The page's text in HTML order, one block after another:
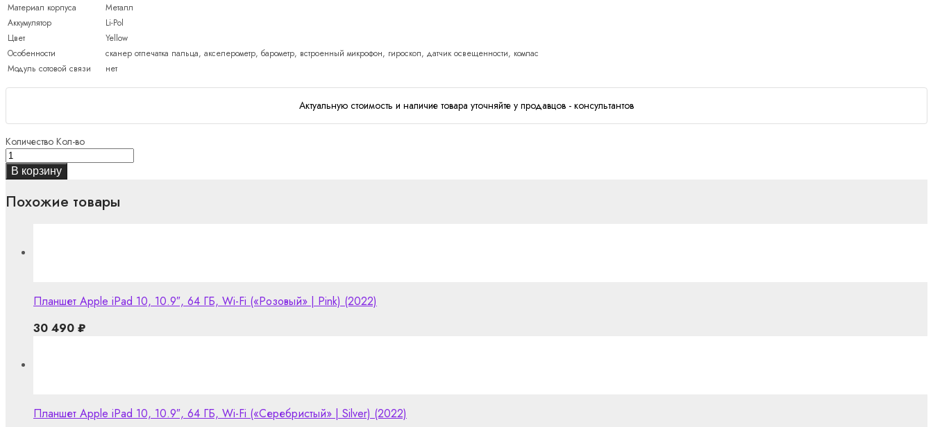
Материал корпуса
Металл
Аккумулятор
Li-Pol
Цвет
Yellow
Особенности
cканер отпечатка пальца, акселерометр, барометр, встроенный микрофон, гироскоп, датчик освещенности, компас
Модуль сотовой связи
нет
Актуальную стоимость и наличие товара уточняйте у продавцов - консультантов
Количество Кол-во
В корзину
Похожие товары
Планшет Apple iPad 10, 10.9″, 64 ГБ, Wi-Fi («Розовый» | Pink) (2022)
30 490 ₽
Планшет Apple iPad 10, 10.9″, 64 ГБ, Wi-Fi («Серебристый» | Silver) (2022)